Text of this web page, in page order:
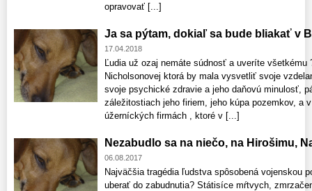
opravovať [...]
Ja sa pýtam, dokiaľ sa bude bliakať v
17.04.2018
Ľudia už ozaj nemáte súdnosť a uveríte všetkému
Nicholsonovej ktorá by mala vysvetliť svoje
svoje psychické zdravie a jeho daňovú minulosť,
záležitostiach jeho firiem, jeho kúpa pozemkov, a
úžerníckých firmách , ktoré v [...]
Nezabudlo sa na niečo, na Hirošimu,
06.08.2017
Najväčšia tragédia ľudstva spôsobená vojenskou
uberať do zabudnutia? Státisíce mŕtvych,